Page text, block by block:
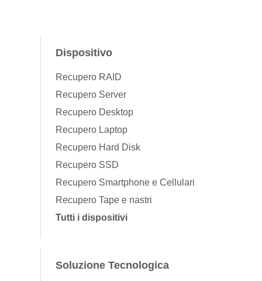
Dispositivo
Recupero RAID
Recupero Server
Recupero Desktop
Recupero Laptop
Recupero Hard Disk
Recupero SSD
Recupero Smartphone e Cellulari
Recupero Tape e nastri
Tutti i dispositivi
Soluzione Tecnologica